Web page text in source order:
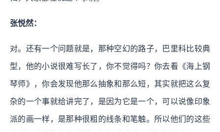
张悦然：
对。还有一个问题就是，那种空幻的路子，巴里科比较典
型，他的小说很难写长了，你不觉得吗？你去看《海上钢
琴师》，你会发现他那么抽象和那么短，其实就把这么复
杂的一个事就给讲完了，是因为它是一个，可以说像印象
派的画一样，是那种很粗的线条和笔触。所以他们的这些